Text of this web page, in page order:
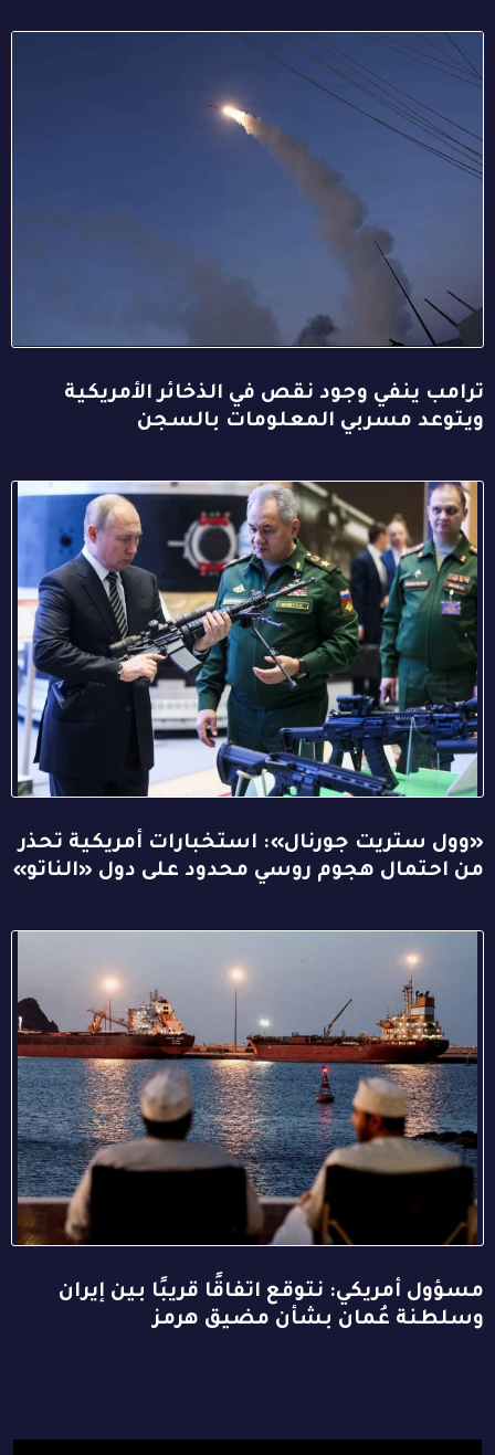
ترامب ينفي وجود نقص في الذخائر الأمريكية
ويتوعد مسربي المعلومات بالسجن
«وول ستريت جورنال»: استخبارات أمريكية تحذر
من احتمال هجوم روسي محدود على دول «الناتو»
مسؤول أمريكي: نتوقع اتفاقًا قريبًا بين إيران
وسلطنة عُمان بشأن مضيق هرمز